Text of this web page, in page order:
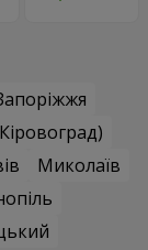
Миколаїв